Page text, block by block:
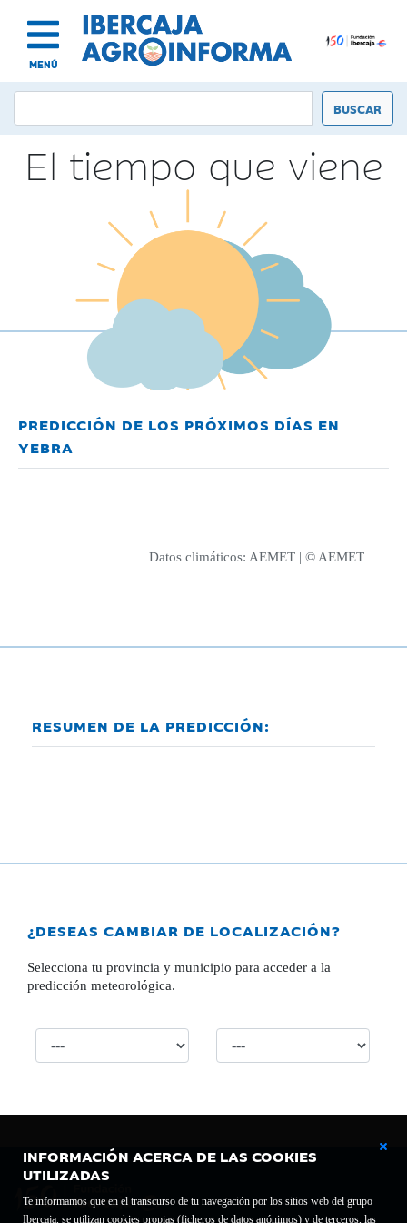
MENÚ
INFORMACIÓN ACERCA DE LAS COOKIES
UTILIZADAS
Te informamos que en el transcurso de tu navegación por los sitios web del grupo
Ibercaja, se utilizan cookies propias (ficheros de datos anónimos) y de terceros, las
El tiempo que viene
PREDICCIÓN DE LOS PRÓXIMOS DÍAS EN
YEBRA
Datos climáticos: AEMET | © AEMET
RESUMEN DE LA PREDICCIÓN:
¿DESEAS CAMBIAR DE LOCALIZACIÓN?
Selecciona tu provincia y municipio para acceder a la
predicción meteorológica.